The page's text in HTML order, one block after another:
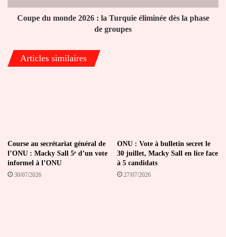
dès
groupes
Coupe du monde 2026 : la Turquie éliminée dès la phase
de groupes
Articles similaires
Course au secrétariat général de
l’ONU : Macky Sall 5ᵉ d’un vote
informel à l’ONU
30/07/2026
ONU : Vote à bulletin secret le
30 juillet, Macky Sall en lice face
à 5 candidats
27/07/2026